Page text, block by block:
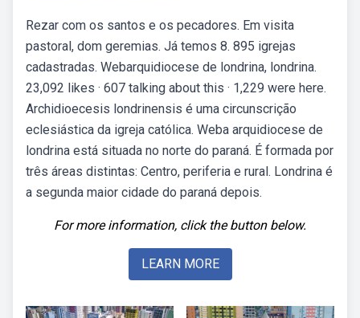
Rezar com os santos e os pecadores. Em visita
pastoral, dom geremias. Já temos 8. 895 igrejas
cadastradas. Webarquidiocese de londrina, londrina.
23,092 likes · 607 talking about this · 1,229 were here.
Archidioecesis londrinensis é uma circunscrição
eclesiástica da igreja católica. Weba arquidiocese de
londrina está situada no norte do paraná. É formada por
três áreas distintas: Centro, periferia e rural. Londrina é
a segunda maior cidade do paraná depois.
For more information, click the button below.
LEARN MORE